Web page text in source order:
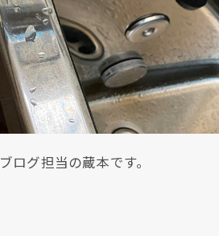
グ担当の蔵本です。